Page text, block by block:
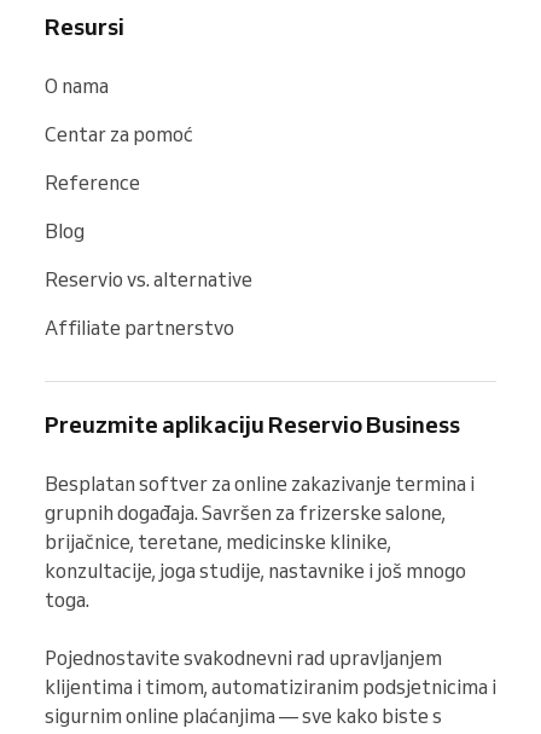
Resursi
O nama
Centar za pomoć
Reference
Blog
Reservio vs. alternative
Affiliate partnerstvo
Preuzmite aplikaciju Reservio Business
Besplatan softver za online zakazivanje termina i
grupnih događaja. Savršen za frizerske salone,
brijačnice, teretane, medicinske klinike,
konzultacije, joga studije, nastavnike i još mnogo
toga.
Pojednostavite svakodnevni rad upravljanjem
klijentima i timom, automatiziranim podsjetnicima i
sigurnim online plaćanjima — sve kako biste s